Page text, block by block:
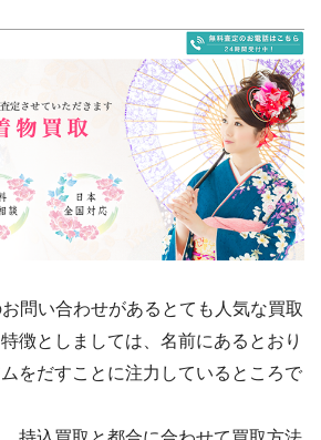
問い合わせがあるとても人気な買取
徴としましては、名前にあるとおり
をだすことに注力しているところで